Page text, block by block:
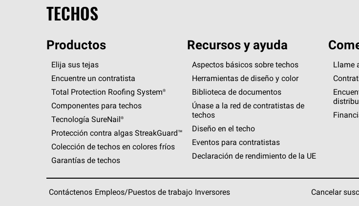
TECHOS
Productos
Elija sus tejas
Encuentre un contratista
Total Protection Roofing System®
Componentes para techos
Tecnología SureNail®
Protección contra algas StreakGuard™
Colección de techos en colores fríos
Garantías de techos
Recursos y ayuda
Aspectos básicos sobre techos
Herramientas de diseño y color
Biblioteca de documentos
Únase a la red de contratistas de
techos
Diseño en el techo
Eventos para contratistas
Declaración de rendimiento de la UE
Llame
Contáctenos Empleos/Puestos de trabajo Inversores Cancelar